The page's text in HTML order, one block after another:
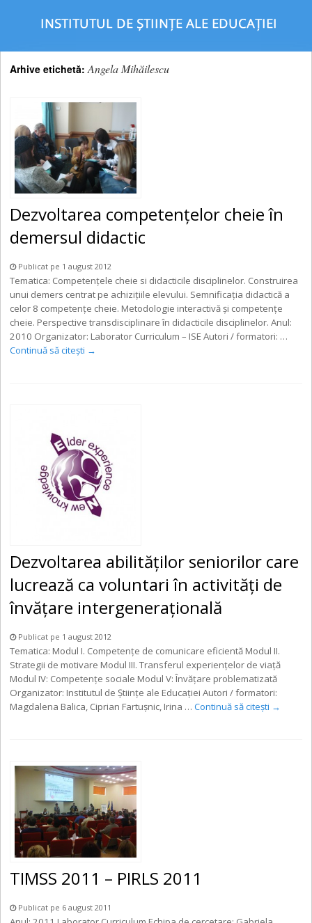
Arhive etichetă:Angela Mihăilescu
Dezvoltarea competențelor cheie în
demersul didactic
Publicat pe 1 august 2012
Tematica: Competențele cheie si didacticile disciplinelor. Construirea
unui demers centrat pe achizițiile elevului. Semnificația didactică a
celor 8 competențe cheie. Metodologie interactivă și competențe
cheie. Perspective transdisciplinare în didacticile disciplinelor. Anul:
2010 Organizator: Laborator Curriculum – ISE Autori / formatori: …
Continuă să citești →
Dezvoltarea abilităţilor seniorilor care
lucrează ca voluntari în activităţi de
învăţare intergeneraţională
Publicat pe 1 august 2012
Tematica: Modul I. Competenţe de comunicare eficientă Modul II.
Strategii de motivare Modul III. Transferul experienţelor de viaţă
Modul IV: Competenţe sociale Modul V: Învăţare problematizată
Organizator: Institutul de Ştiinţe ale Educaţiei Autori / formatori:
Magdalena Balica, Ciprian Fartuşnic, Irina …Continuă să citești →
TIMSS 2011 – PIRLS 2011
Publicat pe 6 august 2011